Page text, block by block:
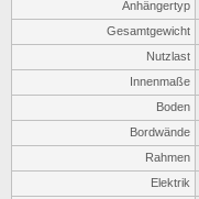
Anhängertyp
Gesamtgewicht
Nutzlast
Innenmaße
Boden
Bordwände
Rahmen
Elektrik